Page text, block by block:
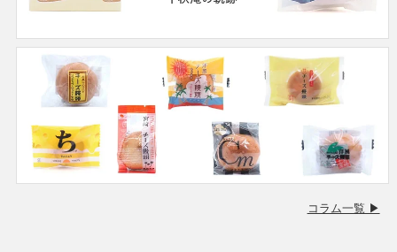
コラム一覧 ▶